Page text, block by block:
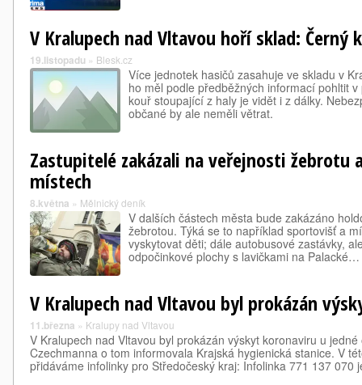
V Kralupech nad Vltavou hoří sklad: Černý
19.listopadu » Blesk.cz
Více jednotek hasičů zasahuje ve skladu v
ho měl podle předběžných informací pohltit
kouř stoupající z haly je vidět i z dálky.
občané by ale neměli větrat.
Zastupitelé zakázali na veřejnosti žebrotu
místech
8.května » Mělnický deník
V dalších částech města bude zakázáno
žebrotou. Týká se to například sportovišť a
vyskytovat děti; dále autobusové zastávky,
odpočinkové plochy s lavičkami na Palacké…
V Kralupech nad Vltavou byl prokázán
11.března » Kralupy nad Vltavou
V Kralupech nad Vltavou byl prokázán výskyt koronaviru u
Czechmanna o tom informovala Krajská hygienická stanice. V
přidáváme infolinky pro Středočeský kraj: Infolinka 771 137